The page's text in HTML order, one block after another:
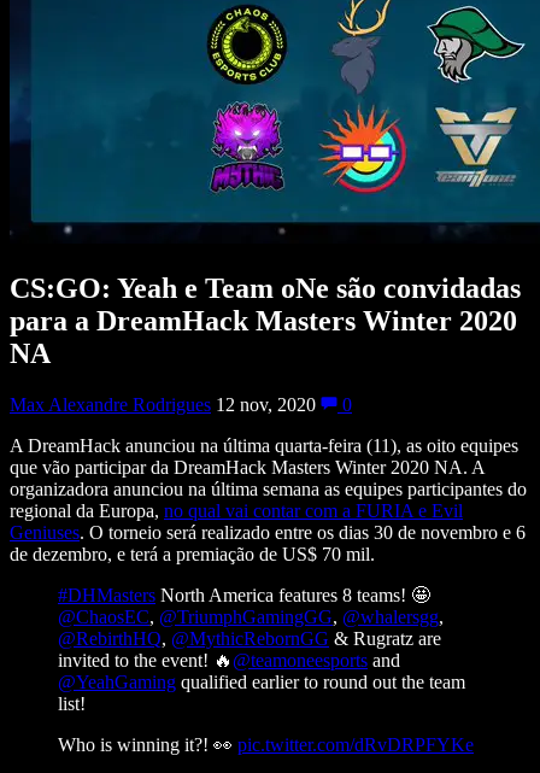
CS:GO: Yeah e Team oNe são convidadas
para a DreamHack Masters Winter 2020
NA
Max Alexandre Rodrigues 12 nov, 2020
0
A DreamHack anunciou na última quarta-feira (11), as oito equipes
que vão participar da DreamHack Masters Winter 2020 NA. A
organizadora anunciou na última semana as equipes participantes do
regional da Europa, no qual vai contar com a FURIA e Evil
Geniuses. O torneio será realizado entre os dias 30 de novembro e 6
de dezembro, e terá a premiação de US$ 70 mil.
#DHMasters North America features 8 teams! 🤩
@ChaosEC, @TriumphGamingGG, @whalersgg,
@RebirthHQ, @MythicRebornGG & Rugratz are
invited to the event! 🔥 @teamoneesports and
@YeahGaming qualified earlier to round out the team
list!
Who is winning it?! 👀 pic.twitter.com/dRvDRPFYKe